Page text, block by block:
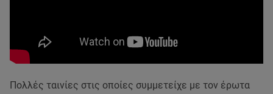
Πολλές ταινίες στις οποίες συμμετείχε με τον έρωτα